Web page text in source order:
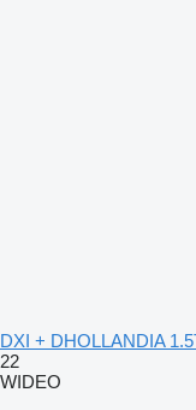
DXI + DHOLLANDIA
22
WIDEO